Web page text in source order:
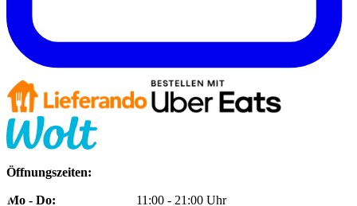
Öffnungszeiten:
Mo - Do:
11:00 - 21:00 Uhr